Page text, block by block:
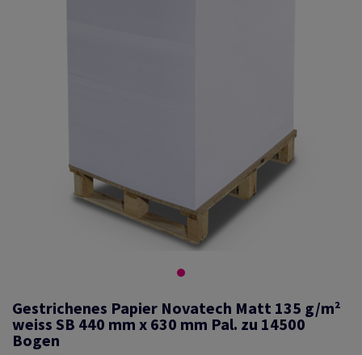
Gestrichenes Papier Novatech Matt 135 g/m²
weiss SB 440 mm x 630 mm Pal. zu 14500
Bogen